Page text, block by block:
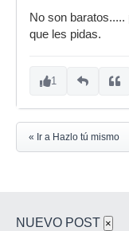
No son
que les pidas.
1
« Ir a Hazlo tú mismo
NUEVO POST ×